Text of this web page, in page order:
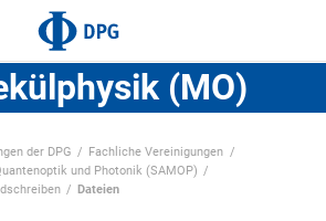
(MO)
der DPG
Fachliche Vereinigungen
und Photonik (SAMOP)
Dateien